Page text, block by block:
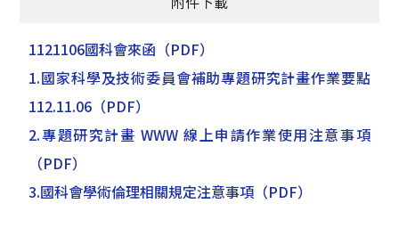
1121106國科會來函 （PDF）
1.國家科學及技術委員會補助專題研究計畫作業要點
112.11.06 （PDF）
2.專題研究計畫 WWW 線上申請作業使用注意事項
（PDF）
3.國科會學術倫理相關規定注意事項 （PDF）